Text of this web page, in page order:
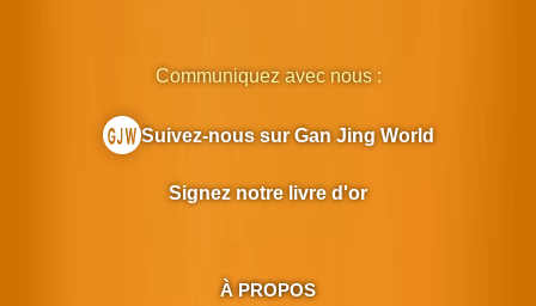
À PROPOS
Communiquez avec nous :
Suivez-nous sur Gan Jing World
Signez notre livre d'or